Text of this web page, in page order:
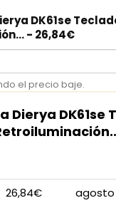
DK61se
- 26,84€
el precio baje.
DK61se
26,84€ agosto